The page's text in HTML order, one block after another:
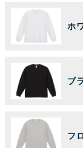
ホ
ブ
フ